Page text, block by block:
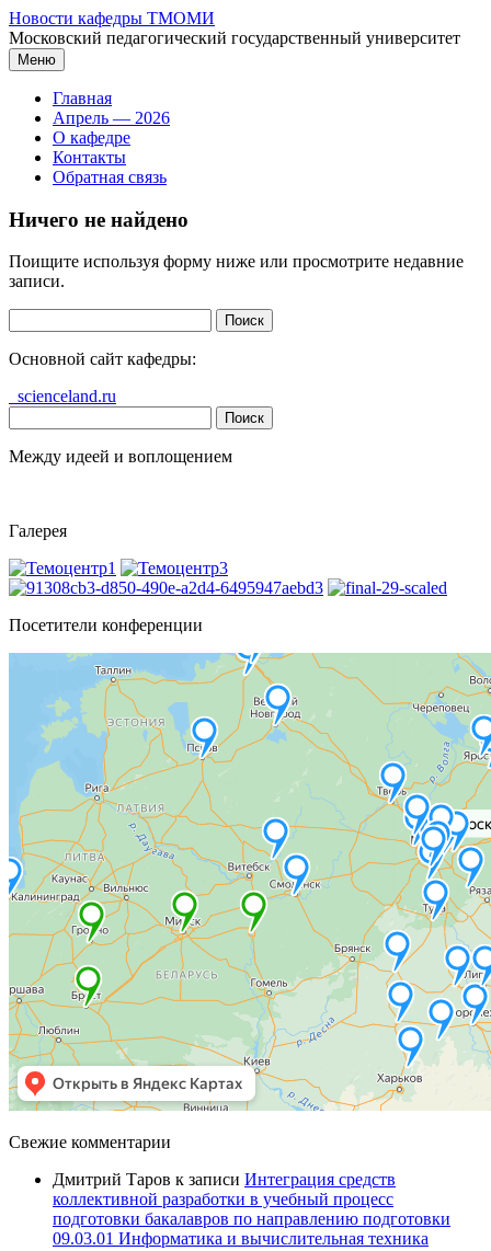
Перейти
к
содержимому
Новости кафедры ТМОМИ
Московский педагогический государственный университет
Меню
Главная
Апрель — 2026
О кафедре
Контакты
Обратная связь
Ничего не найдено
Поищите используя форму ниже или просмотрите недавние
записи.
Основной сайт кафедры:
scienceland.ru
Между идеей и воплощением
Галерея
Посетители конференции
Свежие комментарии
Дмитрий Таров к записи Интеграция средств
коллективной разработки в учебный процесс
подготовки бакалавров по направлению подготовки
09.03.01 Информатика и вычислительная техника